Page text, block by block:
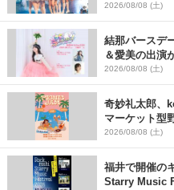
Onephony新
＞
2026/08/08 (土)
結那バースデ
＆愛美の出演
2026/08/08 (土)
奇妙礼太郎、
マーケット型
早割チケット
2026/08/08 (土)
福井で開催の
Starry Music